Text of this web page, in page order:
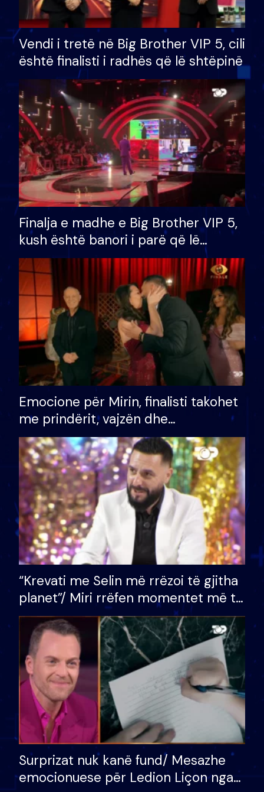
Vendi i tretë në Big Brother VIP 5, cili
është finalisti i radhës që lë shtëpinë
Finalja e madhe e Big Brother VIP 5,
kush është banori i parë që lë
shtëpinë dhe humb mundësinë për
të fituar çmimin e madh
Emocione për Mirin, finalisti takohet
me prindërit, vajzën dhe
bashkëshorten: S’kemi ndonjë letër
divorci apo jo?
“Krevati me Selin më rrëzoi të gjitha
planet”/ Miri rrëfen momentet më të
bukura në shtëpinë e BB VIP: Do më
mungojë zilja e mëngjesit kur…
Surprizat nuk kanë fund/ Mesazhe
emocionuese për Ledion Liçon nga